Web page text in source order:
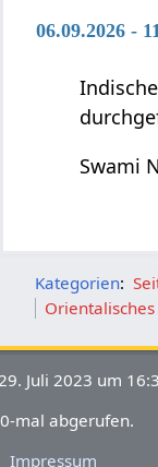
06.09.2026 -
Swami
Kategorien:
Juli 2023 um
mal abgerufen.
Impressum